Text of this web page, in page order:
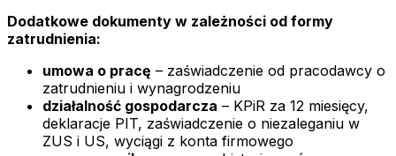
Dodatkowe dokumenty w zależności od formy
zatrudnienia:
umowa o pracę – zaświadczenie od pracodawcy o
zatrudnieniu i wynagrodzeniu
działalność gospodarcza – KPiR za 12 miesięcy,
deklaracje PIT, zaświadczenie o niezaleganiu w
ZUS i US, wyciągi z konta firmowego